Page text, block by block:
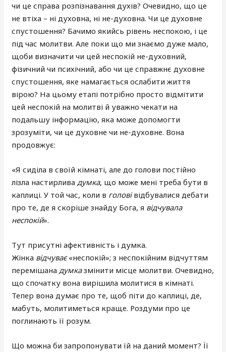
чи це справа розпізнавання духів? Очевидно, що це
не втіха – ні духовна, ні не-духовна. Чи це духовне
спустошення? Бачимо якийсь рівень неспокою, і це
під час молитви. Але поки що ми знаємо дуже мало,
щоби визначити чи цей неспокій не-духовний,
фізичний чи психічний, або чи це справжнє духовне
спустошення, яке намагається ослабити життя
вірою? На цьому етапі потрібно просто відмітити
цей неспокій на молитві й уважно чекати на
подальшу інформацію, яка може допомогти
зрозуміти, чи це духовне чи не-духовне. Вона
продовжує:
«Я сиділа в своїй кімнаті, але до голови постійно
лізла настирливадумка, що може мені треба бути в
каплиці. У той час, коли в головівідбувалися дебати
про те, де я скоріше знайду Бога, я відчувала
неспокій».
Тут присутні афективність і думка.
Жінка відчуває«неспокій»; з неспокійним відчуттям
перемішанадумказмінити місце молитви. Очевидно,
що спочатку вона вирішила молитися в кімнаті.
Тепер вона думає про те, щоб піти до каплиці, де,
мабуть, молитиметься краще. Роздуми про це
поглинають її розум.
Що можна би запропонувати їй на даний момент? Її